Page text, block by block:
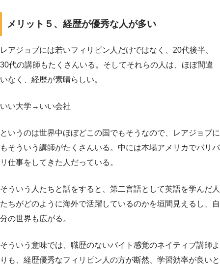
メリット５、経歴が優秀な人が多い
レアジョブには若いフィリピン人だけではなく、20代後半、
30代の講師もたくさんいる。そしてそれらの人は、ほぼ間違
いなく、経歴が素晴らしい。
いい大学→いい会社
というのは世界中ほぼどこの国でもそうなので、レアジョブに
もそういう講師がたくさんいる。中には本場アメリカでバリバ
リ仕事をしてきた人だっている。
そういう人たちと話をすると、第二言語として英語を学んだ人
たちがどのように海外で活躍しているのかを垣間見えるし、自
分の世界も広がる。
そういう意味では、職歴のないバイト感覚のネイティブ講師よ
りも、経歴優秀なフィリピン人の方が断然、学習効率が良いと